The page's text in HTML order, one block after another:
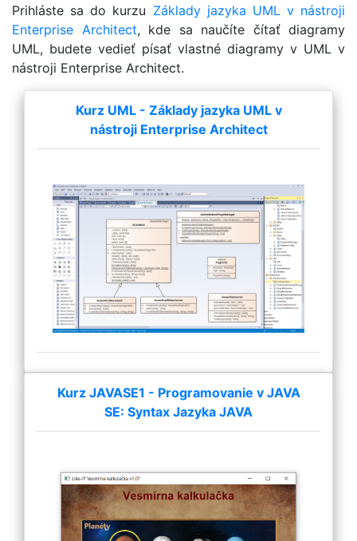
Prihláste sa do kurzu Základy jazyka UML v nástroji
Enterprise Architect, kde sa naučíte čítať diagramy
UML, budete vedieť písať vlastné diagramy v UML v
nástroji Enterprise Architect.
Kurz UML - Základy jazyka UML v
nástroji Enterprise Architect
Kurz JAVASE1 - Programovanie v JAVA
SE: Syntax Jazyka JAVA